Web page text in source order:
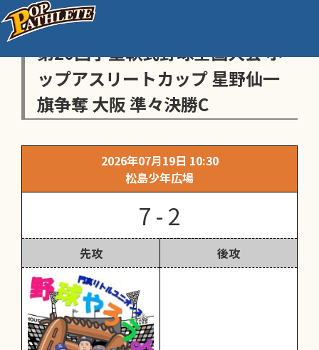
センス・トラストトーナメント
第20回学童軟式野球全国大会 ポ
ップアスリートカップ 星野仙一
旗争奪 大阪 準々決勝C
2026年07月19日 10:30
松島少年広場
7 - 2
先攻 後攻